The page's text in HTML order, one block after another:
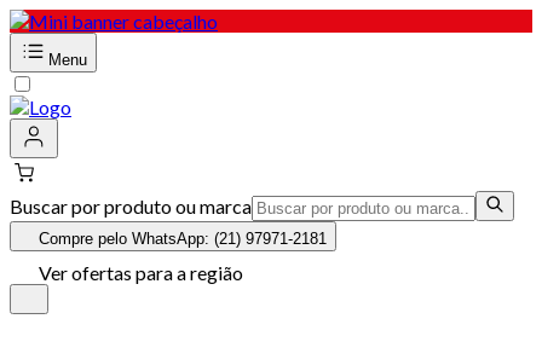
Menu
Buscar por produto ou marca
Compre pelo WhatsApp: (21) 97971-2181
Ver ofertas para a região